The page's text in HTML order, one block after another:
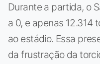
Durante a partida, o
a 0, e apenas 12.314
ao estádio. Essa
da frustração da